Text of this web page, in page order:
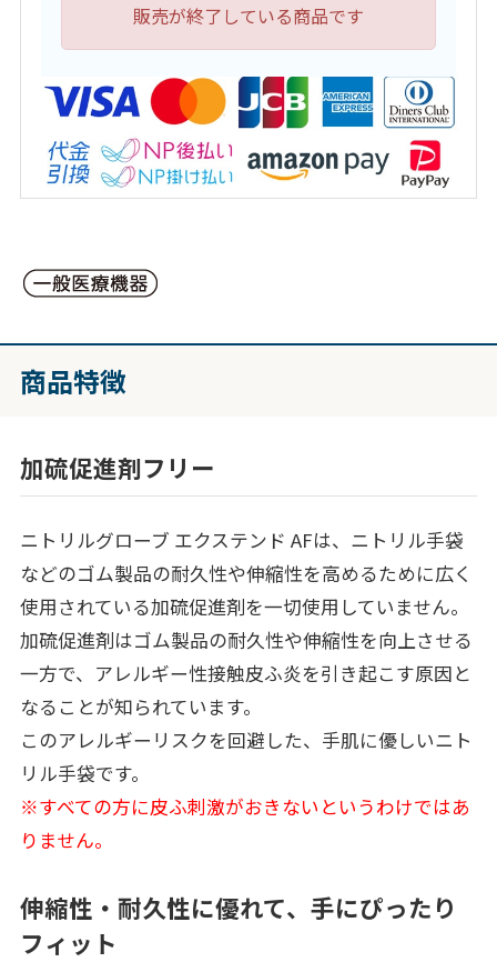
販売が終了している商品です
商品特徴
加硫促進剤フリー
ニトリルグローブ エクステンド AFは、ニトリル手袋
などのゴム製品の耐久性や伸縮性を高めるために広く
使用されている加硫促進剤を一切使用していません。
加硫促進剤はゴム製品の耐久性や伸縮性を向上させる
一方で、アレルギー性接触皮ふ炎を引き起こす原因と
なることが知られています。
このアレルギーリスクを回避した、手肌に優しいニト
リル手袋です。
※すべての方に皮ふ刺激がおきないというわけではあ
りません。
伸縮性・耐久性に優れて、手にぴったり
フィット